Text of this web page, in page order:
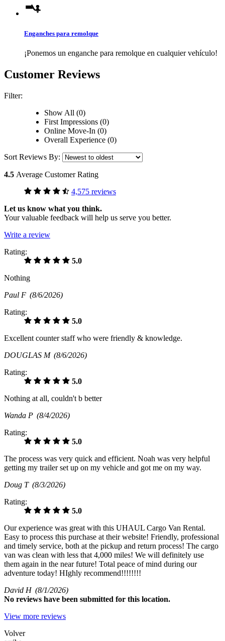
Enganches para remolque
¡Ponemos un enganche para remolque en cualquier vehículo!
Customer Reviews
Filter:
Show All (0)
First Impressions (0)
Online Move-In (0)
Overall Experience (0)
Sort Reviews By:
4.5 Average Customer Rating
4,575 reviews
Let us know what you think.
Your valuable feedback will help us serve you better.
Write a review
Rating:
5.0
Nothing
Paul F (8/6/2026)
Rating:
5.0
Excellent counter staff who were friendly & knowledge.
DOUGLAS M (8/6/2026)
Rating:
5.0
Nothing at all, couldn't b better
Wanda P (8/4/2026)
Rating:
5.0
The process was very quick and efficient. Noah was very helpful
getting my trailer set up on my vehicle and got me on my way.
Doug T (8/3/2026)
Rating:
5.0
Our experience was great with this UHAUL Cargo Van Rental.
Easy to process this purchase at their website! Friendly, professional
and timely service, both at the pickup and return process! The cargo
van was clean with less that 4,000 miles! We will definitely use
them again in the near future! Total peace of mind during our
adventure today! HIghly recommend!!!!!!!!
David H (8/1/2026)
No reviews have been submitted for this location.
View more reviews
Volver